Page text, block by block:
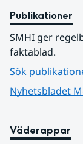
Publikationer
SMHI ger
faktablad.
Sök
Nyhetsbladet
Väderappar